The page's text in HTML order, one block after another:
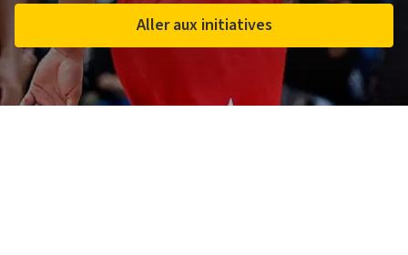
Aller aux initiatives